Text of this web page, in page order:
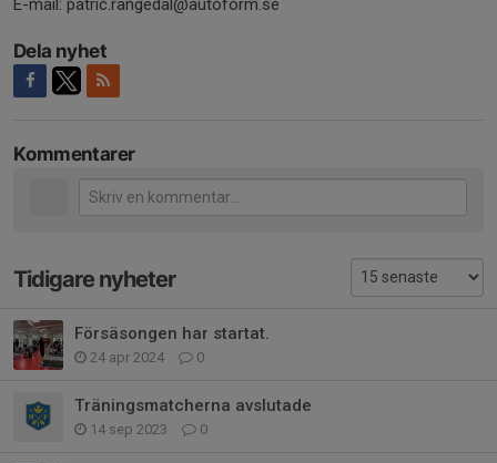
E-mail: patric.rangedal@autoform.se
Dela nyhet
Kommentarer
Tidigare nyheter
Försäsongen har startat.
24 apr 2024 0
Träningsmatcherna avslutade
14 sep 2023 0